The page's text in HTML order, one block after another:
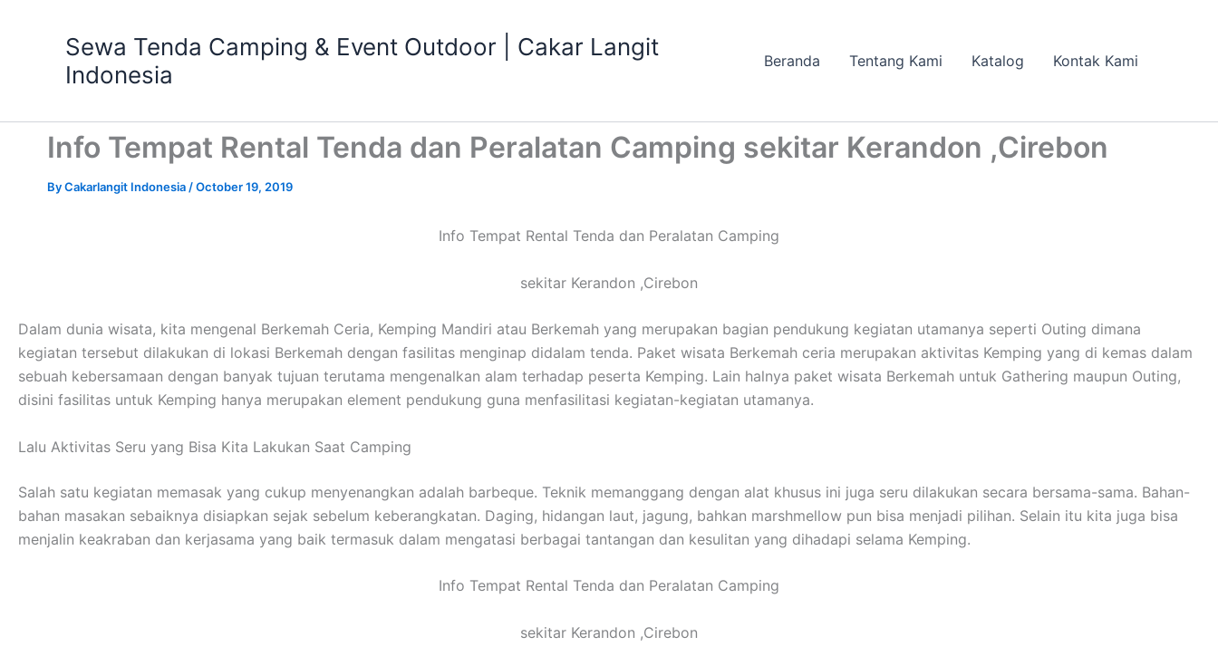
Sewa Tenda Camping & Event Outdoor | Cakar Langit
Indonesia
Beranda Tentang Kami Katalog Kontak Kami
Info Tempat Rental Tenda dan Peralatan Camping sekitar Kerandon ,Cirebon
ByCakarlangit Indonesia /October 19, 2019
Info Tempat Rental Tenda dan Peralatan Camping
sekitar Kerandon ,Cirebon
Dalam dunia wisata, kita mengenal Berkemah Ceria, Kemping Mandiri atau Berkemah yang merupakan bagian pendukung kegiatan utamanya seperti Outing dimana
kegiatan tersebut dilakukan di lokasi Berkemah dengan fasilitas menginap didalam tenda. Paket wisata Berkemah ceria merupakan aktivitas Kemping yang di kemas dalam
sebuah kebersamaan dengan banyak tujuan terutama mengenalkan alam terhadap peserta Kemping. Lain halnya paket wisata Berkemah untuk Gathering maupun Outing,
disini fasilitas untuk Kemping hanya merupakan element pendukung guna menfasilitasi kegiatan-kegiatan utamanya.
Lalu Aktivitas Seru yang Bisa Kita Lakukan Saat Camping
Salah satu kegiatan memasak yang cukup menyenangkan adalah barbeque. Teknik memanggang dengan alat khusus ini juga seru dilakukan secara bersama-sama. Bahan-
bahan masakan sebaiknya disiapkan sejak sebelum keberangkatan. Daging, hidangan laut, jagung, bahkan marshmellow pun bisa menjadi pilihan. Selain itu kita juga bisa
menjalin keakraban dan kerjasama yang baik termasuk dalam mengatasi berbagai tantangan dan kesulitan yang dihadapi selama Kemping.
Info Tempat Rental Tenda dan Peralatan Camping
sekitar Kerandon ,Cirebon